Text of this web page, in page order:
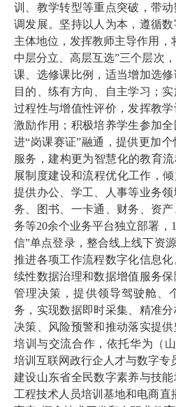
训、教学转型等重点突破，带
调发展。坚持以人为本，遵循
主体地位，发挥教师主导作用，
中层分立、高层互选”三个层次
课、选修课比例，适当增加选
目的、练有方向、自主学习；
过程性与增值性评价，发挥教
激励作用；积极培养学生参加
进“岗课赛证”融通，提供更加
服务，建构更为智慧化的教育
展制度建设和流程优化工作，倾
提供办公、学工、人事等业务
务、图书、一卡通、财务、资
务等20余个业务平台独立部署，
信”单点登录，整合线上线下资
推进各项工作流程数字化信息
续性数据治理和数据增值服务
管理决策，提供领导驾驶舱、
务，实现数据即时采集、精准
决策、风险预警和推动落实提
培训与交流合作，依托华为（
培训互联网政行企人才与数字专
建设山东省全民数字素养与技
工程技术人员培训基地和电商直